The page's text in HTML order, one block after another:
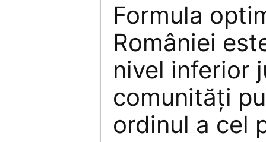
Formula
României
nivel inferior
comunităţi
ordinul a cel